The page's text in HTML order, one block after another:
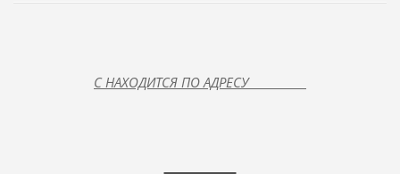
С НАХОДИТСЯ ПО АДРЕСУ